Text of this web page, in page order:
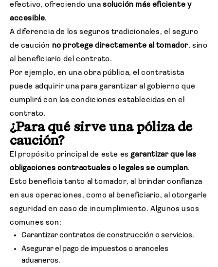
efectivo, ofreciendo unasolución más eficiente y
accesible.
A diferencia de los seguros tradicionales, el seguro
de caución no protege directamente al tomador, sino
al beneficiario del contrato.
Por ejemplo, en una obra pública, el contratista
puede adquirir una para garantizar al gobierno que
cumplirá con las condiciones establecidas en el
contrato.
¿Para qué sirve una póliza de
caución?
El propósito principal de este es garantizar que las
obligaciones contractuales o legales se cumplan.
Esto beneficia tanto al tomador, al brindar confianza
en sus operaciones, como al beneficiario, al otorgarle
seguridad en caso de incumplimiento. Algunos usos
comunes son:
Garantizar contratos de construcción o servicios.
Asegurar el pago de impuestos o aranceles
aduaneros.